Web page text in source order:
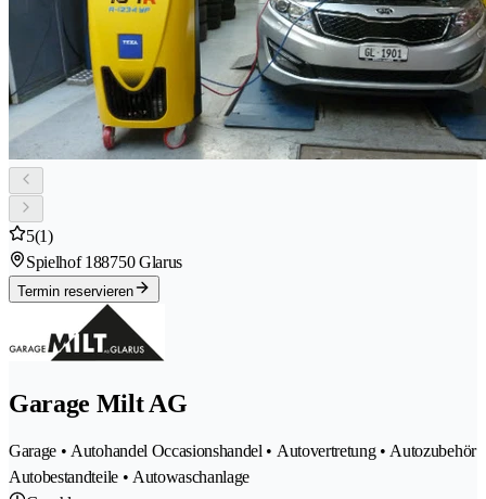
5(1)
Spielhof 188750 Glarus
Termin reservieren
Garage Milt AG
Garage • Autohandel Occasionshandel • Autovertretung • Autozubehör
Autobestandteile • Autowaschanlage